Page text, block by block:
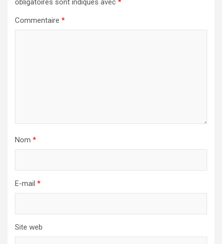
obligatoires sont indiqués avec *
Commentaire *
Nom *
E-mail *
Site web